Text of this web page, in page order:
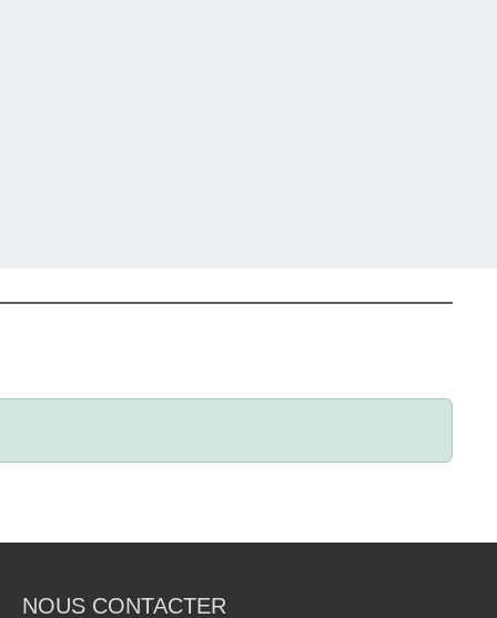
NOUS CONTACTER